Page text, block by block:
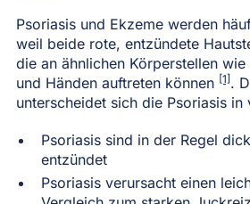
Psoriasis und Ekzeme werden
weil beide rote, entzündete
die an ähnlichen Körperstellen
und Händen auftreten können [1] .
unterscheidet sich die Psoriasis in
Psoriasis sind in der Regel
entzündet
Psoriasis verursacht einen